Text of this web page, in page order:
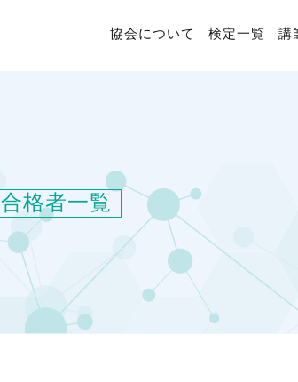
協会について 検定一覧 講
合格者一覧